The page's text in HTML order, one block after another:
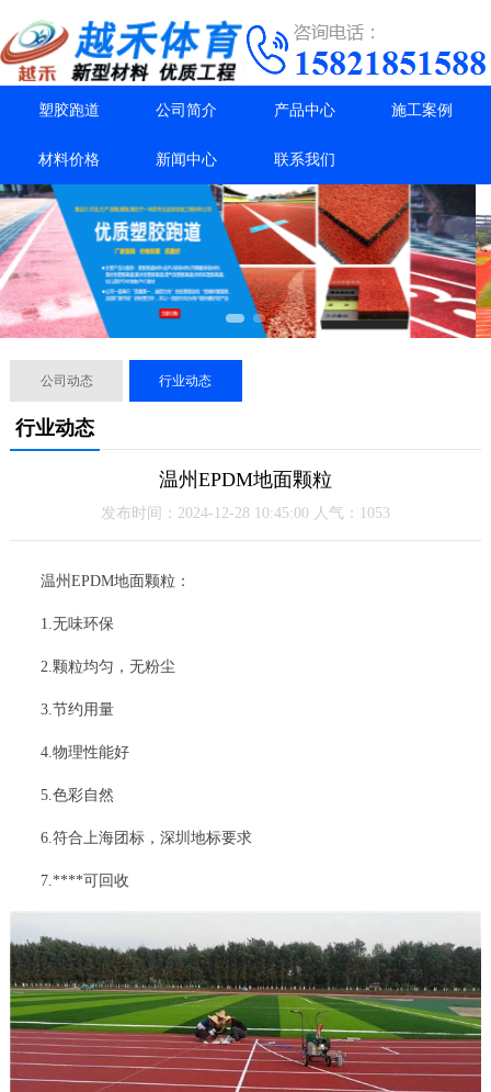
塑胶跑道 公司简介 产品中心 施工案例
材料价格 新闻中心 联系我们
公司动态 行业动态
行业动态
温州EPDM地面颗粒
发布时间：2024-12-28 10:45:00 人气：1053
温州EPDM地面颗粒：
1.无味环保
2.颗粒均匀，无粉尘
3.节约用量
4.物理性能好
5.色彩自然
6.符合上海团标，深圳地标要求
7.****可回收